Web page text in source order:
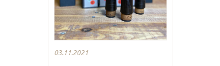
03.11.2021